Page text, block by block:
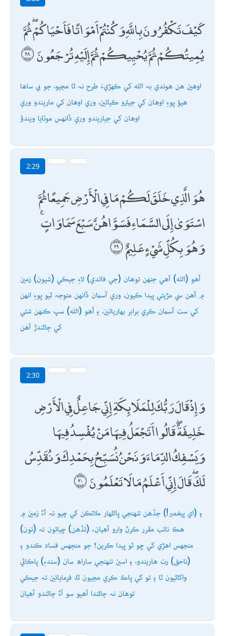
كَيْفَ تَكْفُرُونَ بِاللَّهِ وَكُنْتُمْ أَمْوَاتًا فَأَحْيَاكُمْ ۖ ثُمَّ
يُمِيتُكُمْ ثُمَّ يُحْيِيكُمْ ثُمَّ إِلَيْهِ تُرْجَعُونَ
اوھين ھن ھوندي بہ الله کي ڪھڙيءَ طرح نہ ٿا مڃيو، جو بي ساھا
ھيؤ پوءِ اوھان کي جيئرو ڪيائين، وري اوھان کي ماريندو وري
اوھان کي جياريندو وري ڏانھس موٽايا ويندؤ
2:29
هُوَ الَّذِي خَلَقَ لَكُمْ مَا فِي الْأَرْضِ جَمِيعًا ثُمَّ
اسْتَوَىٰ إِلَى السَّمَاءِ فَسَوَّاهُنَّ سَبْعَ سَمَاوَاتٍ ۚ
وَهُوَ بِكُلِّ شَيْءٍ عَلِيمٌ
اُھو (الله) آھي جنھن توھان (جي فائدي) لاءِ جيڪي (شيون) زمين
۾ آھن سي مڙيئي پيدا ڪيون، وري آسمان ڏانھن متوجہ ٿيو پوءِ انھن
کي ست آسمان ڪري برابر بھاريائين، ۽ اُھو (الله) سڀ ڪنھن شئي
کي ڄاڻندڙ آھن
2:30
وَإِذْ قَالَ رَبُّكَ لِلْمَلَائِكَةِ إِنِّي جَاعِلٌ فِي الْأَرْضِ
خَلِيفَةً ۖ قَالُوا أَتَجْعَلُ فِيهَا مَنْ يُفْسِدُ فِيهَا
وَيَسْفِكُ الدِّمَاءَ وَنَحْنُ نُسَبِّحُ بِحَمْدِكَ وَنُقَدِّسُ
لَكَ ۖ قَالَ إِنِّي أَعْلَمُ مَا لَا تَعْلَمُونَ
۽ (اي پيغمبر!) جڏھن تنھنجي پالڻھار ملائڪن کي چيو تہ آءٌ زمين ۾
ھڪ نائب مقرر ڪرڻ وارو آھيان. (تڏھن) چيائون تہ (تون)
منجھس اھڙي کي ڇو ٿو پيدا ڪرين؟ جو منجھس فساد ڪندو ۽
(ناحق) رت ھاريندو، ۽ اسين تنھنجي ساراھ سان (سندءِ) پاڪائي
واکاڻيون ٿا ۽ تو کي پاڪ ڪري مڃيون ٿا، فرمايائين تہ جيڪي
توھان نہ ڄاڻندا آھيو سو آءٌ ڄاڻندو آھيان